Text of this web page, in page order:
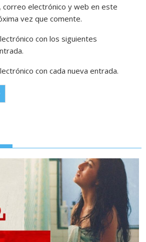
correo electrónico y web en este
vez que comente.
con los siguientes
con cada nueva entrada.